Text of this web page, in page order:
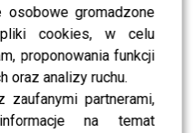
osobowe gromadzone
cookies, w celu
proponowania funkcji
oraz analizy ruchu.
zaufanymi partnerami,
na temat
–
której